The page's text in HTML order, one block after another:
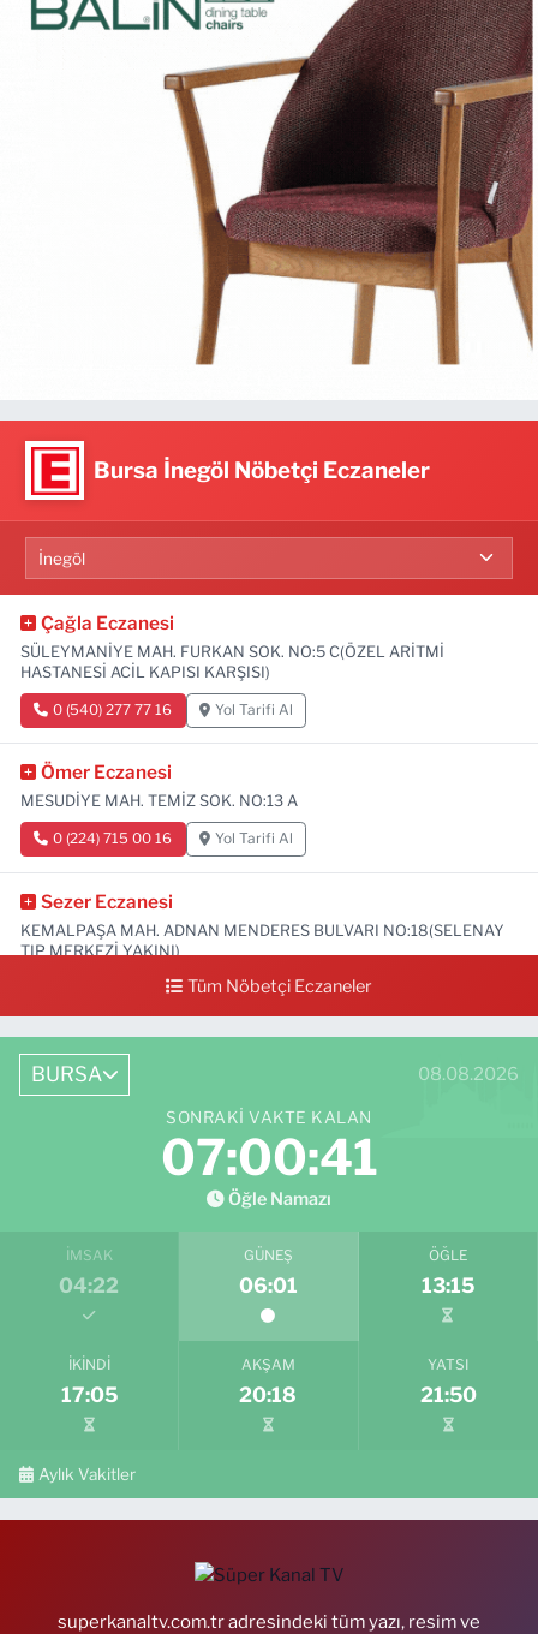
Bursa İnegöl Nöbetçi Eczaneler
Çağla Eczanesi
SÜLEYMANİYE MAH. FURKAN SOK. NO:5 C(ÖZEL ARİTMİ
HASTANESİ ACİL KAPISI KARŞISI)
0 (540) 277 77 16 Yol Tarifi Al
Ömer Eczanesi
MESUDİYE MAH. TEMİZ SOK. NO:13 A
0 (224) 715 00 16 Yol Tarifi Al
Sezer Eczanesi
KEMALPAŞA MAH. ADNAN MENDERES BULVARI NO:18(SELENAY
TIP MERKEZİ YAKINI)
0 (224) 711 64 49 Yol Tarifi Al
Tüm Nöbetçi Eczaneler
BURSA 08.08.2026
SONRAKI VAKTE KALAN
07:00:40
Öğle Namazı
İMSAK
04:22
GÜNEŞ
06:01
ÖĞLE
13:15
İKINDI
17:05
AKŞAM
20:18
YATSI
21:50
Aylık Vakitler
superkanaltv.com.tr adresindeki tüm yazı, resim ve